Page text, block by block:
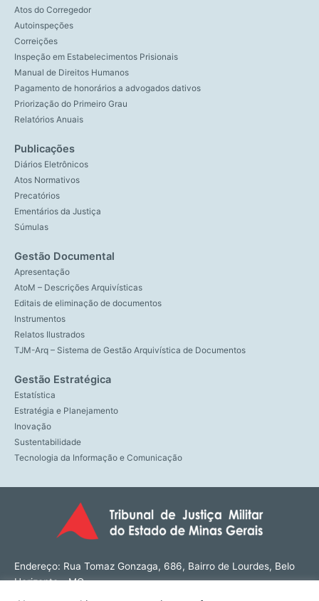
Atos do Corregedor
Autoinspeções
Correições
Inspeção em Estabelecimentos Prisionais
Manual de Direitos Humanos
Pagamento de honorários a advogados dativos
Priorização do Primeiro Grau
Relatórios Anuais
Publicações
Diários Eletrônicos
Atos Normativos
Precatórios
Ementários da Justiça
Súmulas
Gestão Documental
Apresentação
AtoM – Descrições Arquivísticas
Editais de eliminação de documentos
Instrumentos
Relatos Ilustrados
TJM-Arq – Sistema de Gestão Arquivística de Documentos
Gestão Estratégica
Estatística
Estratégia e Planejamento
Inovação
Sustentabilidade
Tecnologia da Informação e Comunicação
Endereço: Rua Tomaz Gonzaga, 686, Bairro de Lourdes, Belo
Horizonte - MG